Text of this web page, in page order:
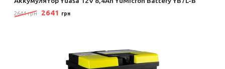
2644 грн 2641 грн